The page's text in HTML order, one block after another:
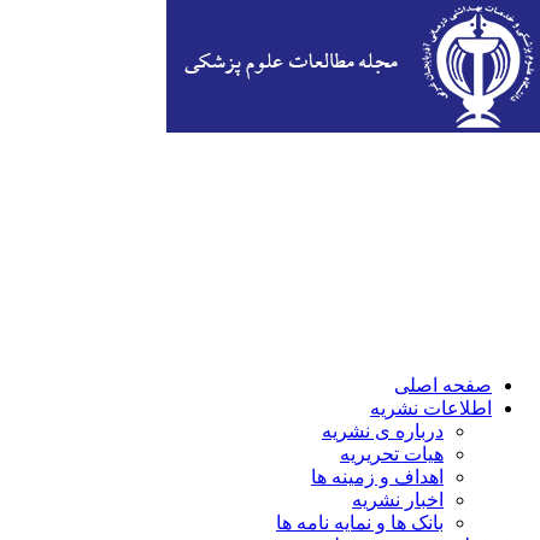
صفحه اصلی
اطلاعات نشریه
درباره ی نشریه
هیات تحریریه
اهداف و زمینه ها
اخبار نشریه
بانک ها و نمایه نامه ها